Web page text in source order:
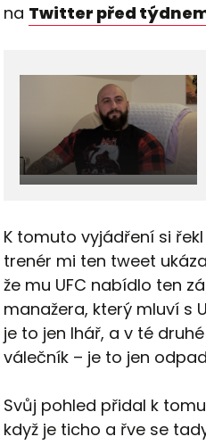
na Twitter před
K tomuto vyjádření si
trenér mi ten tweet
že mu UFC nabídlo ten
manažera, který mluví s
je to jen lhář, a v té
válečník – je to jen
Svůj pohled přidal k
když je ticho a řve se